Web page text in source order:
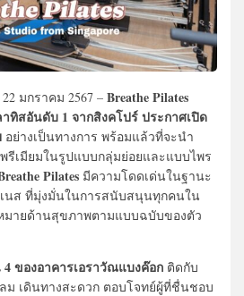
มกราคม 2567 – Breathe Pilates
ทิสอันดับ 1 จากสิงคโปร์ ประกาศเปิด
อย่างเป็นทางการ พร้อมแล้วที่จะนำ
รีเมียมในรูปแบบกลุ่มย่อยและแบบไพร
Pilates มีความโดดเด่นในฐานะ
นส ที่มุ่งมั่นในการสนับสนุนทุกคนใน
มายด้านสุขภาพตามแบบฉบับของตัว
4 ของอาคารเอราวัณแบงค๊อก ติดกับ
ม เดินทางสะดวก ตอบโจทย์ผู้ที่ชื่นชอบ